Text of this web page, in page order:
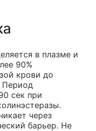
в плазме и
90%
крови до
Период
сек при
через
барьер. Не